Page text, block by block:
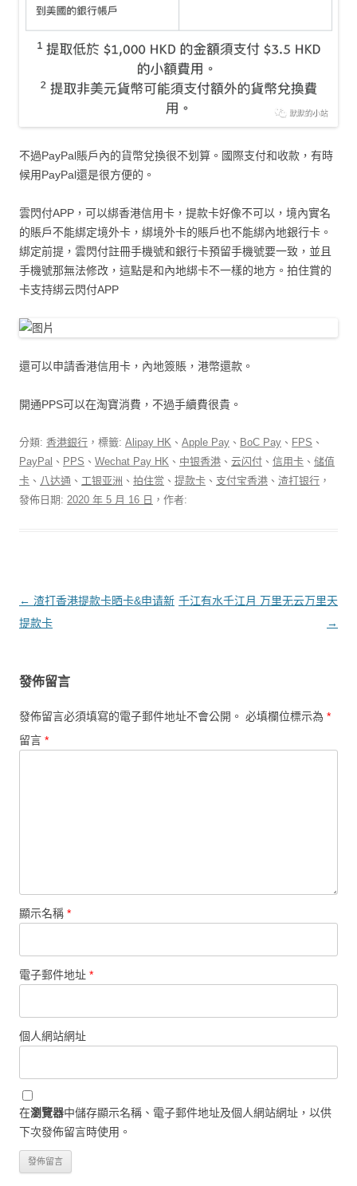
不過PayPal賬戶內的貨幣兌換很不划算。國際支付和收款，有時
候用PayPal還是很方便的。
雲閃付APP，可以綁香港信用卡，提款卡好像不可以，境內實名
的賬戶不能綁定境外卡，綁境外卡的賬戶也不能綁內地銀行卡。
綁定前提，雲閃付註冊手機號和銀行卡預留手機號要一致，並且
手機號那無法修改，這點是和內地綁卡不一樣的地方。拍住賞的
卡支持綁云閃付APP
還可以申請香港信用卡，內地簽賬，港幣還款。
開通PPS可以在淘寶消費，不過手續費很貴。
分類: 香港銀行 ，標籤: Alipay HK 、 Apple Pay 、 BoC Pay 、 FPS 、
PayPal 、 PPS 、 Wechat Pay HK 、 中银香港 、 云闪付 、 信用卡 、 储值
卡 、 八达通 、 工银亚洲 、 拍住赏 、 提款卡 、 支付宝香港 、 渣打银行 ，
發佈日期: 2020 年 5 月 16 日 ，作者:
文章導覽
← 渣打香港提款卡晒卡&申请新
提款卡
千江有水千江月 万里无云万里天
→
發佈留言
發佈留言必須填寫的電子郵件地址不會公開。 必填欄位標示為 *
留言 *
顯示名稱 *
電子郵件地址 *
個人網站網址
在瀏覽器中儲存顯示名稱、電子郵件地址及個人網站網址，以供
下次發佈留言時使用。